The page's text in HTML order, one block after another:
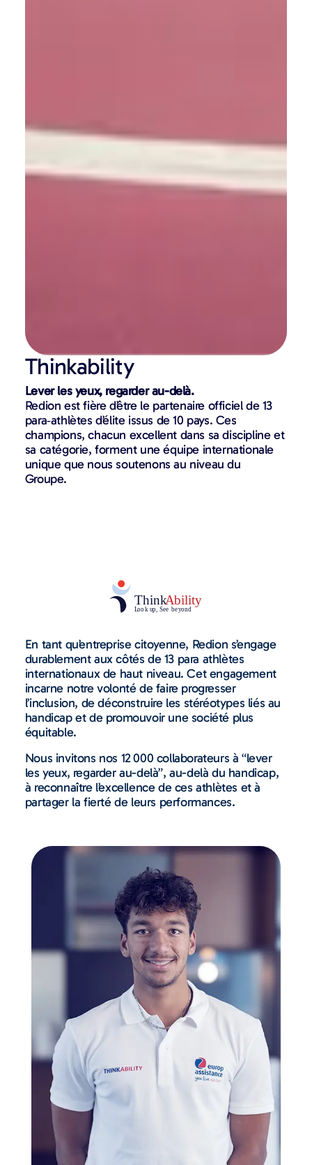
Thinkability
Lever les yeux, regarder au-delà.
Redion est fière d’être le partenaire officiel de 13
para‑athlètes d’élite issus de 10 pays. Ces
champions, chacun excellent dans sa discipline et
sa catégorie, forment une équipe internationale
unique que nous soutenons au niveau du
Groupe.
En tant qu’entreprise citoyenne, Redion s’engage
durablement aux côtés de 13 para athlètes
internationaux de haut niveau. Cet engagement
incarne notre volonté de faire progresser
l’inclusion, de déconstruire les stéréotypes liés au
handicap et de promouvoir une société plus
équitable.
Nous invitons nos 12 000 collaborateurs à “lever
les yeux, regarder au-delà”, au-delà du handicap,
à reconnaître l’excellence de ces athlètes et à
partager la fierté de leurs performances.